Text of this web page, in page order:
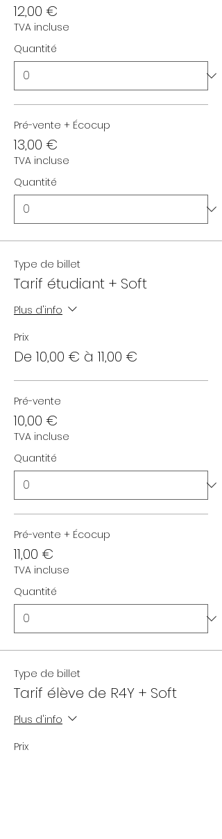
12,00 €
TVA incluse
Quantité
Pré-vente + Écocup
13,00 €
TVA incluse
Quantité
Type de billet
Tarif étudiant + Soft
Plus d'info
Prix
De 10,00 € à 11,00 €
Pré-vente
10,00 €
TVA incluse
Quantité
Pré-vente + Écocup
11,00 €
TVA incluse
Quantité
Type de billet
Tarif élève de R4Y + Soft
Plus d'info
Prix